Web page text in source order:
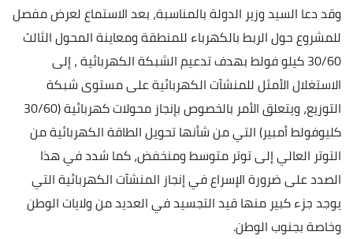
وقد دعا السيد وزير الدولة بالمناسبة، بعد الاستماع لعرض مفصل
للمشروع حول الربط بالكهرباء للمنطقة ومعاينة المحول الثالث
30/60 كيلو فولط بهدف تدعيم الشبكة الكهربائية ، إلى
الاستغلال الأمثل للمنشآت الكهربائية على مستوى شبكة
التوزيع، ويتعلق الأمر بالخصوص بإنجاز محولات كهربائية (30/60
كليوفولط أمبير) التي من شأنها تحويل الطاقة الكهربائية من
التوتر العالي إلى توتر متوسط ومنخفض، كما شدد في هذا
الصدد على ضرورة الإسراع في إنجاز المنشآت الكهربائية التي
يوجد جزء كبير منها قيد التجسيد في العديد من ولايات الوطن
وخاصة بجنوب الوطن.